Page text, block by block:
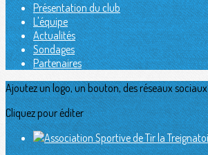
Présentation du club
L'équipe
Actualités
Sondages
Partenaires
Ajoutez un logo, un bouton, des réseaux sociaux
Cliquez pour éditer